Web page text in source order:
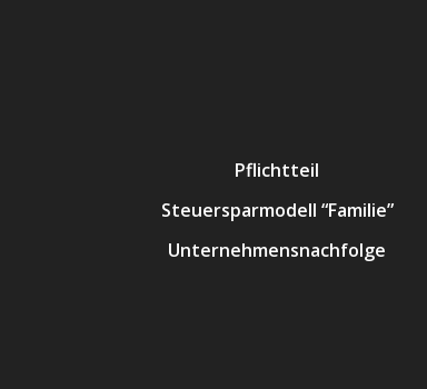
Pflichtteil
Steuersparmodell “Familie”
Unternehmensnachfolge